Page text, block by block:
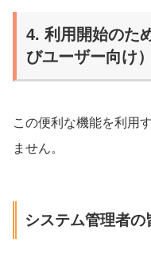
4. 利用開始のた
びユーザー向け）
この便利な機能を利用
ません。
システム管理者の